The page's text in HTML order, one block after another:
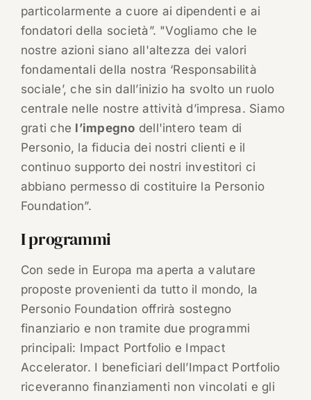
particolarmente a cuore ai dipendenti e ai
fondatori della società”. "Vogliamo che le
nostre azioni siano all'altezza dei valori
fondamentali della nostra ‘Responsabilità
sociale’, che sin dall’inizio ha svolto un ruolo
centrale nelle nostre attività d’impresa. Siamo
grati che l’impegno dell'intero team di
Personio, la fiducia dei nostri clienti e il
continuo supporto dei nostri investitori ci
abbiano permesso di costituire la Personio
Foundation”.
I programmi
Con sede in Europa ma aperta a valutare
proposte provenienti da tutto il mondo, la
Personio Foundation offrirà sostegno
finanziario e non tramite due programmi
principali: Impact Portfolio e Impact
Accelerator. I beneficiari dell’Impact Portfolio
riceveranno finanziamenti non vincolati e gli